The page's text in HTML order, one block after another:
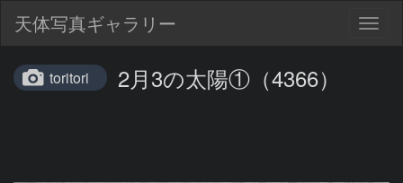
天体写真ギャラリー
toritori 2月3の太陽①（4366）